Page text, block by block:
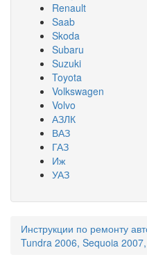
Renault
Saab
Skoda
Subaru
Suzuki
Toyota
Volkswagen
Volvo
АЗЛК
ВАЗ
ГАЗ
Иж
УАЗ
Вы здесь
Инструкции по ремонту
Tundra 2006, Sequoia